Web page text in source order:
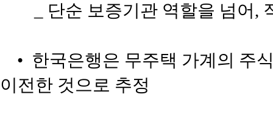
_ 단순 보증기관 역할을 넘어
• 한국은행은 무주택 가계의 주
이전한 것으로 추정